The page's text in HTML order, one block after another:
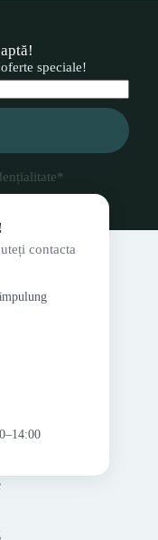
speciale!
*
contacta